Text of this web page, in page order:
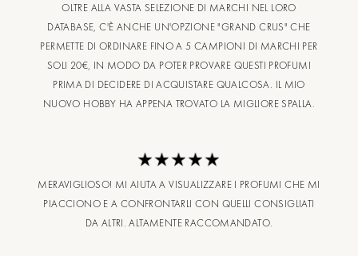
OLTRE ALLA VASTA SELEZIONE DI MARCHI NEL LORO
DATABASE, C'È ANCHE UN'OPZIONE "GRAND CRUS" CHE
PERMETTE DI ORDINARE FINO A 5 CAMPIONI DI MARCHI PER
SOLI 20€, IN MODO DA POTER PROVARE QUESTI PROFUMI
PRIMA DI DECIDERE DI ACQUISTARE QUALCOSA. IL MIO
NUOVO HOBBY HA APPENA TROVATO LA MIGLIORE SPALLA.
MERAVIGLIOSO! MI AIUTA A VISUALIZZARE I PROFUMI CHE MI
PIACCIONO E A CONFRONTARLI CON QUELLI CONSIGLIATI
DA ALTRI. ALTAMENTE RACCOMANDATO.